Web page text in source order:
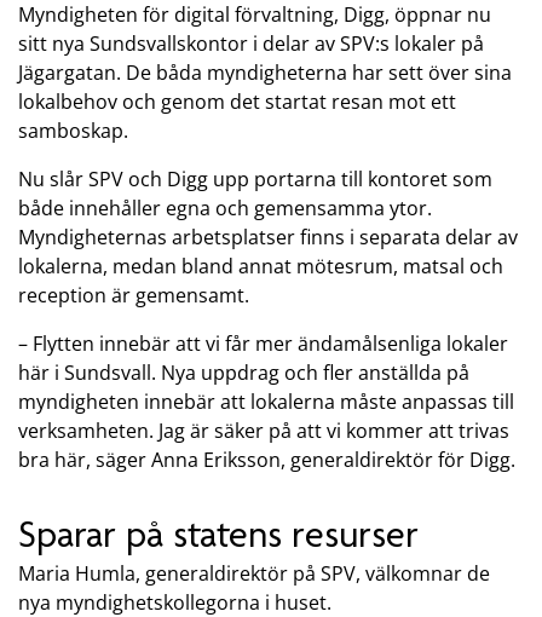
Myndigheten för digital förvaltning, Digg, öppnar nu
sitt nya Sundsvallskontor i delar av SPV:s lokaler på
Jägargatan. De båda myndigheterna har sett över sina
lokalbehov och genom det startat resan mot ett
samboskap.
Nu slår SPV och Digg upp portarna till kontoret som
både innehåller egna och gemensamma ytor.
Myndigheternas arbetsplatser finns i separata delar av
lokalerna, medan bland annat mötesrum, matsal och
reception är gemensamt.
– Flytten innebär att vi får mer ändamålsenliga lokaler
här i Sundsvall. Nya uppdrag och fler anställda på
myndigheten innebär att lokalerna måste anpassas till
verksamheten. Jag är säker på att vi kommer att trivas
bra här, säger Anna Eriksson, generaldirektör för Digg.
Sparar på statens resurser
Maria Humla, generaldirektör på SPV, välkomnar de
nya myndighetskollegorna i huset.